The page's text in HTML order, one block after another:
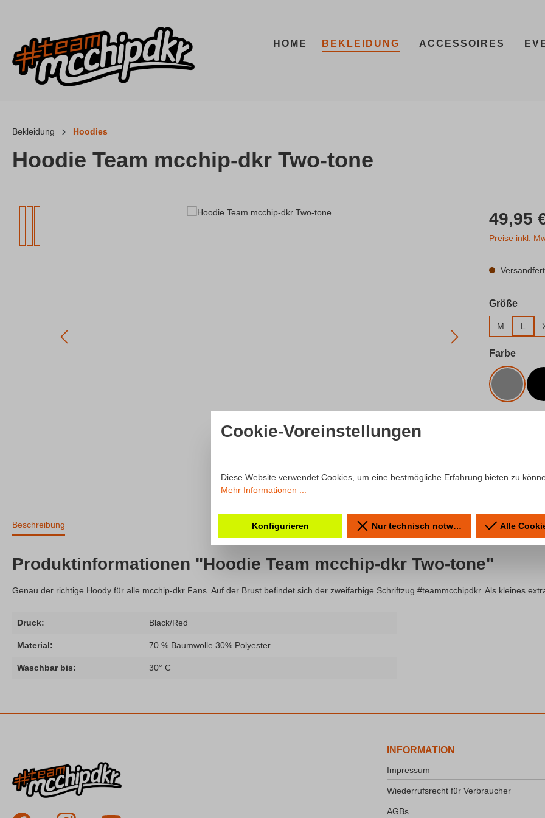
HOME BEKLEIDUNG ACCESSOIRES
Bekleidung Hoodies
Hoodie Team mcchip-dkr Two-tone
Regulärer
49,95
Preise inkl.
Größe
M L
Farbe
Grau
Beschreibung
Produktinformationen "Hoodie Team mcchip-dkr Two-tone"
Genau der richtige Hoody für alle mcchip-dkr Fans. Auf der Brust befindet sich der zweifarbige Schriftzug #teammcchipdkr. Als kleines
Druck: Black/Red
Material: 70 % Baumwolle 30% Polyester
Waschbar bis: 30° C
INFORMATION
Impressum
Wiederrufsrecht für Verbraucher
AGBs
Cookie-Voreinstellungen
Diese Website verwendet Cookies, um eine bestmögliche Erfahrung bieten zu
Mehr Informationen ...
Konfigurieren Nur technisch notwendige Alle